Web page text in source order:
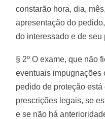
constarão hora, dia,
apresentação do
do interessado e de seu
§ 2º O exame, que não
eventuais impugnações
pedido de proteção
prescrições legais, se
e se não há